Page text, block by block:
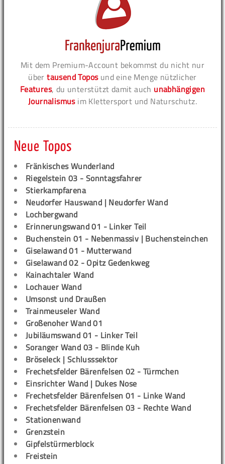
Mit dem Premium-Account bekommst du nicht nur
übertausend Toposund eine Menge nützlicher
Features, du unterstützt damit auch unabhängigen
Journalismusim Klettersport und Naturschutz.
Neue Topos
Fränkisches Wunderland
Riegelstein 03 - Sonntagsfahrer
Stierkampfarena
Neudorfer Hauswand | Neudorfer Wand
Lochbergwand
Erinnerungswand 01 - Linker Teil
Buchenstein 01 - Nebenmassiv | Buchensteinchen
Giselawand 01 - Mutterwand
Giselawand 02 - Opitz Gedenkweg
Kainachtaler Wand
Lochauer Wand
Umsonst und Draußen
Trainmeuseler Wand
Großenoher Wand 01
Jubiläumswand 01 - Linker Teil
Soranger Wand 03 - Blinde Kuh
Bröseleck | Schlusssektor
Frechetsfelder Bärenfelsen 02 - Türmchen
Einsrichter Wand | Dukes Nose
Frechetsfelder Bärenfelsen 01 - Linke Wand
Frechetsfelder Bärenfelsen 03 - Rechte Wand
Stationenwand
Grenzstein
Gipfelstürmerblock
Freistein